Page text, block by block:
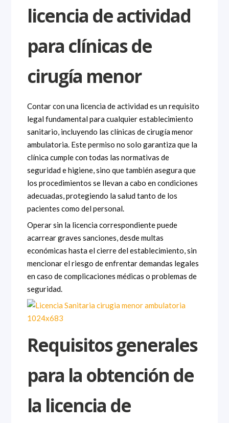
licencia de actividad
para clínicas de
cirugía menor
Contar con una licencia de actividad es un requisito
legal fundamental para cualquier establecimiento
sanitario, incluyendo las clínicas de cirugía menor
ambulatoria. Este permiso no solo garantiza que la
clínica cumple con todas las normativas de
seguridad e higiene, sino que también asegura que
los procedimientos se llevan a cabo en condiciones
adecuadas, protegiendo la salud tanto de los
pacientes como del personal.
Operar sin la licencia correspondiente puede
acarrear graves sanciones, desde multas
económicas hasta el cierre del establecimiento, sin
mencionar el riesgo de enfrentar demandas legales
en caso de complicaciones médicas o problemas de
seguridad.
Requisitos generales
para la obtención de
la licencia de